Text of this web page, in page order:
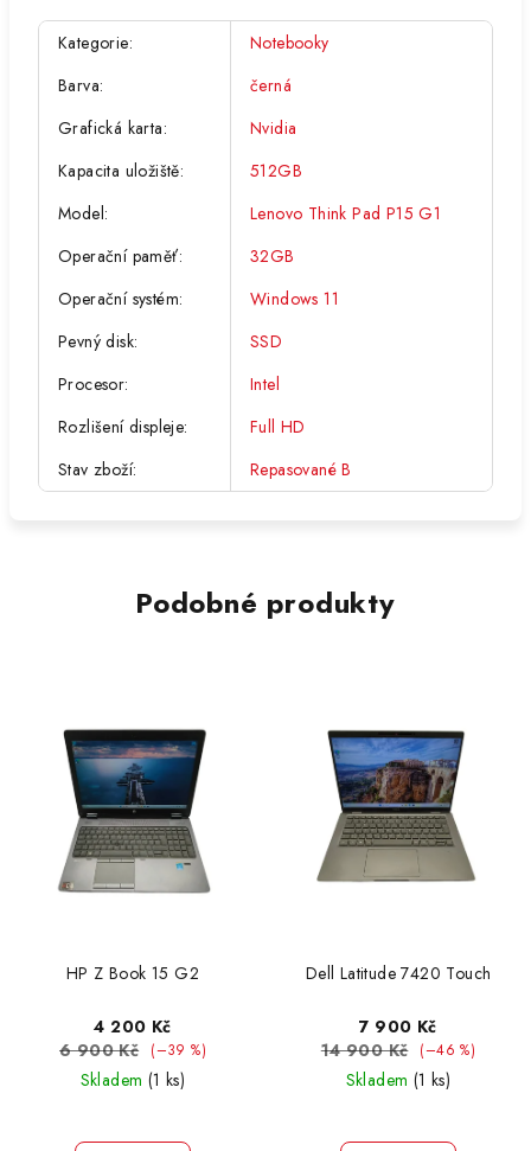
Kategorie:
Notebooky
Barva:
černá
Grafická karta:
Nvidia
Kapacita uložiště:
512GB
Model:
Lenovo Think Pad P15 G1
Operační paměť:
32GB
Operační systém:
Windows 11
Pevný disk:
SSD
Procesor:
Intel
Rozlišení displeje:
Full HD
Stav zboží: Repasované B
Podobné produkty
HP Z Book 15 G2
4 200 Kč
6 900 Kč
(–39 %)
Skladem (1 ks)
Dell Latitude 7420 Touch
7 900 Kč
14 900 Kč (–46 %)
Skladem (1 ks)